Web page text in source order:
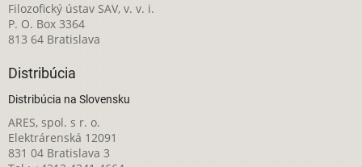
Filozofický ústav SAV, v. v. i.
P. O. Box 3364
813 64 Bratislava
Distribúcia
Distribúcia na Slovensku
ARES, spol. s r. o.
Elektrárenská 12091
831 04 Bratislava 3